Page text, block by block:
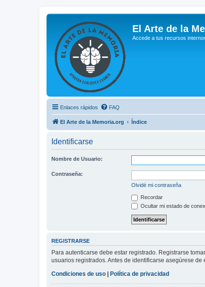
El Arte de la
Accede a tus recursos
Enlaces rápidos FAQ
El Arte de la Memoria.org Índice
Identificarse
Nombre de Usuario:
Contraseña:
Olvidé mi contraseña
Recordar
Ocultar mi estado de
REGISTRARSE
Para autenticarse debe estar registrado. Registrarse
usuarios registrados. Antes de identificarse asegúrese
Condiciones de uso | Política de privacidad